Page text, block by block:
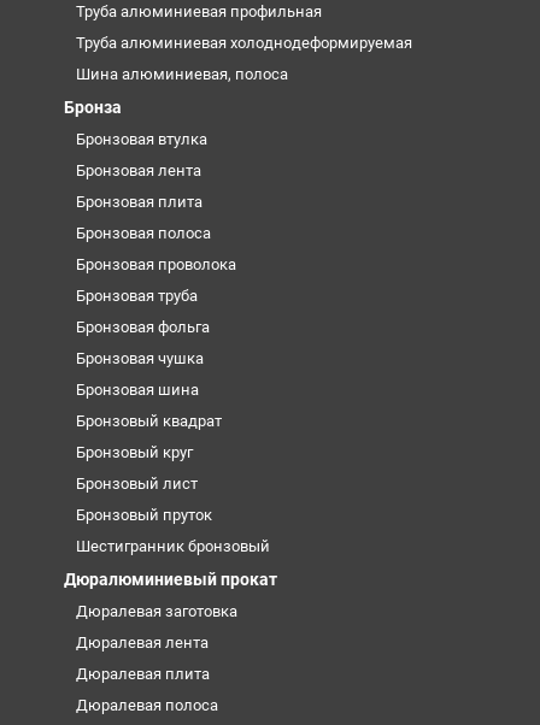
Труба алюминиевая профильная
Труба алюминиевая холоднодеформируемая
Шина алюминиевая, полоса
Бронза
Бронзовая втулка
Бронзовая лента
Бронзовая плита
Бронзовая полоса
Бронзовая проволока
Бронзовая труба
Бронзовая фольга
Бронзовая чушка
Бронзовая шина
Бронзовый квадрат
Бронзовый круг
Бронзовый лист
Бронзовый пруток
Шестигранник бронзовый
Дюралюминиевый прокат
Дюралевая заготовка
Дюралевая лента
Дюралевая плита
Дюралевая полоса